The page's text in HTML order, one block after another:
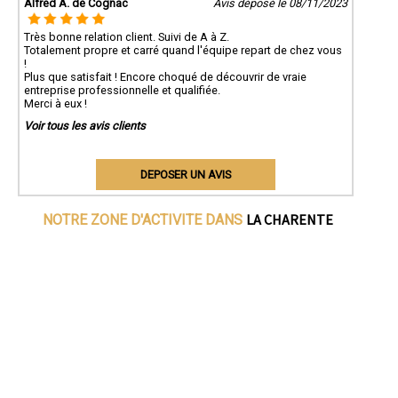
Alfred A. de Cognac Avis déposé le 08/11/2023
Très bonne relation client. Suivi de A à Z.
Totalement propre et carré quand l'équipe repart de chez vous
!
Plus que satisfait ! Encore choqué de découvrir de vraie
entreprise professionnelle et qualifiée.
Merci à eux !
Voir tous les avis clients
DEPOSER UN AVIS
NOTRE ZONE D'ACTIVITE DANS LA CHARENTE